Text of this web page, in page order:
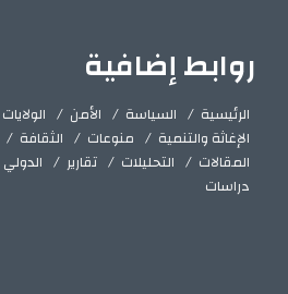
روابط إضافية
الرئيسية السياسة الأمن الولايات
الإغاثة والتنمية
منوعات الثقافة
المقالات
التحليلات تقارير الدولي
دراسات